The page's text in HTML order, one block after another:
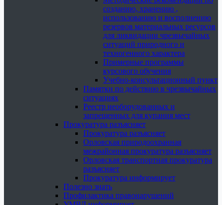
созданию, хранению ,
использованию и восполнению
резервов материальных ресурсов
для ликвидации чрезвычайных
ситуаций природного и
техногенного характера
Примерные программы
курсового обучения
Учебно-консультационный пункт
Памятки по действию в чрезвычайных
ситуациях
Реестр необорудованных и
запрещенных для купания мест
Прокуратура разъясняет
Прокуратура разъясняет
Орловская природоохранная
межрайонная прокуратура разъясняет
Орловская транспортная прокуратура
разъясняет
Прокуратура информирует
Полезно знать
Профилактика правонарушений